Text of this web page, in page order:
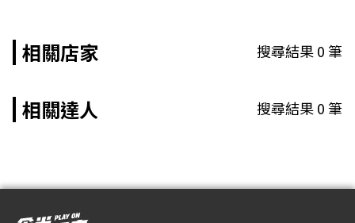
相關店家 搜尋結果0筆
相關達人 搜尋結果0筆